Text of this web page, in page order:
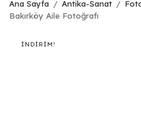
Ana Sayfa / Antika-Sanat /
Bakırköy Aile Fotoğrafı
İNDIRIM!